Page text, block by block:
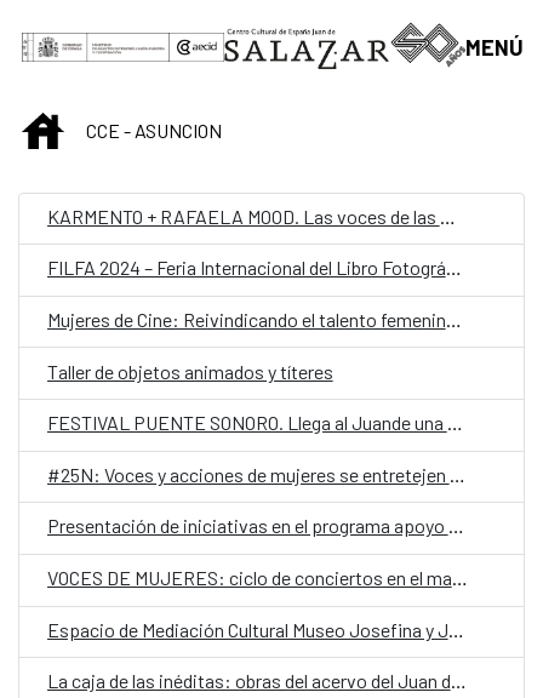
Saltar al contenido principal
MENÚ
INICIOCCE - ASUNCION
FILFA 2024 – Feria Internacional del Libro Fotográfico Autoral en el Juande
Mujeres de Cine: Reivindicando el talento femenino en la industria audiovisual
Taller de objetos animados y títeres
FESTIVAL PUENTE SONORO. Llega al Juande una fusión de jazz que cruza fronteras
#25N: Voces y acciones de mujeres se entretejen en un mes dedicado al activismo en el Juan de Salazar
Presentación de iniciativas en el programa apoyo a la creación local 2025
VOCES DE MUJERES: ciclo de conciertos en el marco del #25N
La caja de las inéditas: obras del acervo del Juan de Salazar en exposición